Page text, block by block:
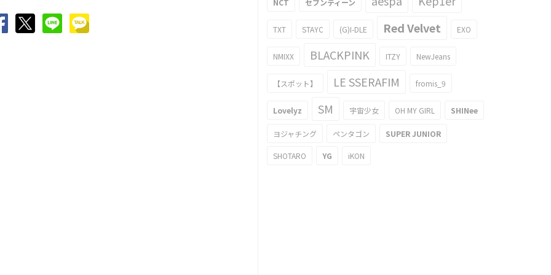
NCT セブンティーン
TXT STAYC (G)I-DLE Red Velvet EXO
NMIXX BLACKPINK ITZY NewJeans
【スポット】 LE SSERAFIM fromis_9
Lovelyz SM 宇宙少女 OH MY GIRL SHINee
ヨジャチング ペンタゴン SUPER JUNIOR
SHOTARO YG iKON